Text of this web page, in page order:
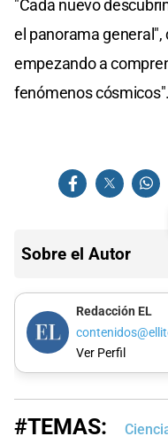
"Cada nuevo
el panorama
empezando a
fenómenos cósmicos".
Sobre el Autor
Redacción EL
Ver Perfil
#TEMAS: